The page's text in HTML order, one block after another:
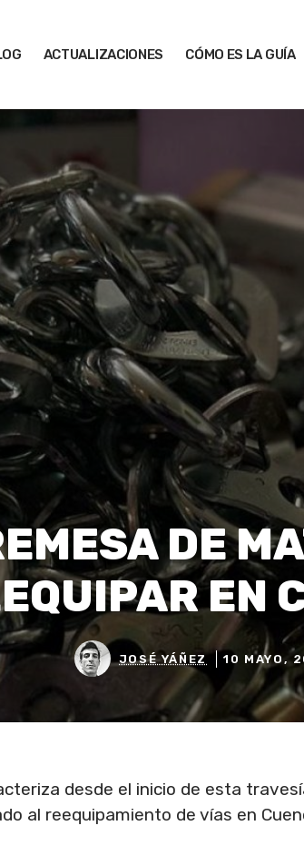
ACTUALIZACIONES CÓMO ES LA GUÍA
DE
EN
JOSÉ YÁÑEZ 10 MAYO,
desde el inicio de esta
al reequipamiento de vías en